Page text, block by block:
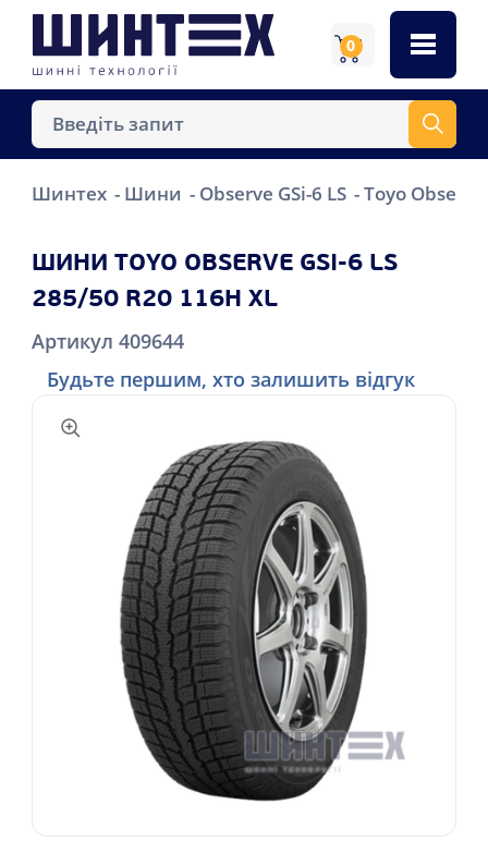
0
Шинтех Шини Observe GSi-6 LS Toyo Observe
ШИНИ TOYO OBSERVE GSI-6 LS
285/50 R20 116H XL
Артикул 409644
Будьте першим, хто залишить відгук